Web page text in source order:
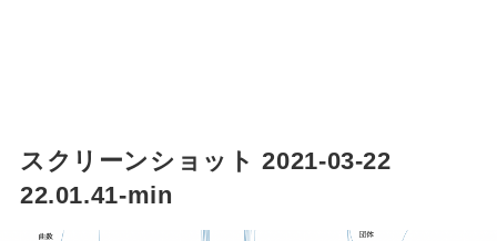
スクリーンショット 2021-03-22
22.01.41-min